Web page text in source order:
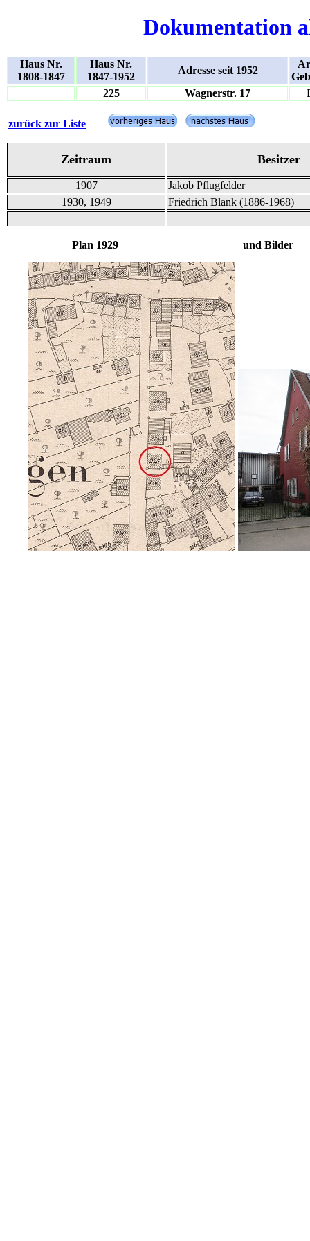
Dokumentation
Haus Nr.
1808-1847
Haus Nr.
1847-1952
Adresse seit 1952
225
Wagnerstr. 17
zurück zur Liste
Zeitraum Besitzer
1907
Jakob Pflugfelder
1930, 1949
Friedrich Blank (1886-1968)
Plan 1929 und Bilder